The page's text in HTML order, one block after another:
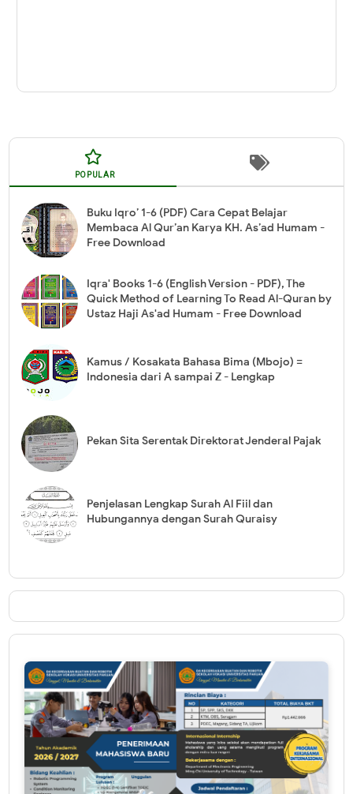
POPULAR
Buku Iqro’ 1-6 (PDF) Cara Cepat Belajar
Membaca Al Qur’an Karya KH. As’ad Humam -
Free Download
Iqra' Books 1-6 (English Version - PDF), The
Quick Method of Learning To Read Al-Quran by
Ustaz Haji As'ad Humam - Free Download
Kamus / Kosakata Bahasa Bima (Mbojo) =
Indonesia dari A sampai Z - Lengkap
Pekan Sita Serentak Direktorat Jenderal Pajak
Penjelasan Lengkap Surah Al Fiil dan
Hubungannya dengan Surah Quraisy